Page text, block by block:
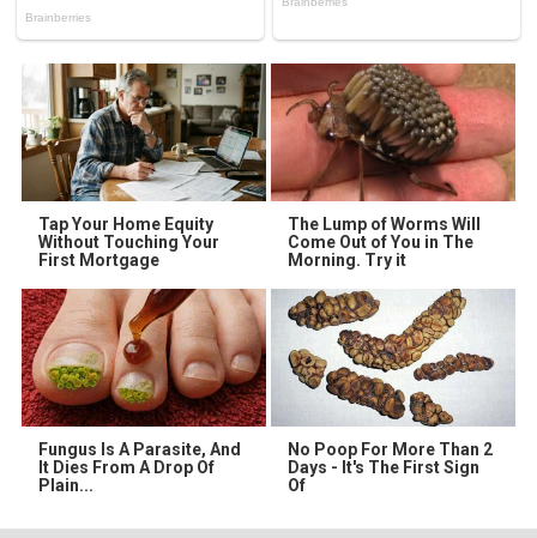
Tap Your Home Equity
Without Touching Your
First Mortgage
The Lump of Worms Will
Come Out of You in The
Morning. Try it
Fungus Is A Parasite, And
It Dies From A Drop Of
Plain...
No Poop For More Than 2
Days - It's The First Sign
Of